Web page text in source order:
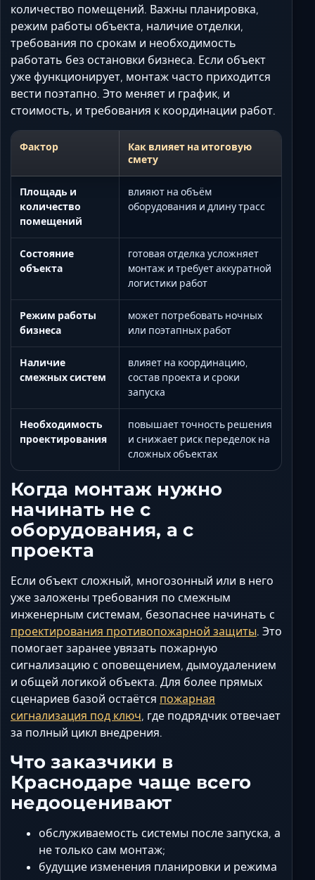
количество помещений. Важны планировка,
режим работы объекта, наличие отделки,
требования по срокам и необходимость
работать без остановки бизнеса. Если объект
уже функционирует, монтаж часто приходится
вести поэтапно. Это меняет и график, и
стоимость, и требования к координации работ.
Фактор
Как влияет на итоговую
смету
Площадь и
количество
помещений
влияют на объём
оборудования и длину трасс
Состояние
объекта
готовая отделка усложняет
монтаж и требует аккуратной
логистики работ
Режим работы
бизнеса
может потребовать ночных
или поэтапных работ
Наличие
смежных систем
влияет на координацию,
состав проекта и сроки
запуска
Необходимость
проектирования
повышает точность решения
и снижает риск переделок на
сложных объектах
Когда монтаж нужно
начинать не с
оборудования, а с
проекта
Если объект сложный, многозонный или в него
уже заложены требования по смежным
инженерным системам, безопаснее начинать с
проектирования противопожарной защиты. Это
помогает заранее увязать пожарную
сигнализацию с оповещением, дымоудалением
и общей логикой объекта. Для более прямых
сценариев базой остаётся пожарная
сигнализация под ключ, где подрядчик отвечает
за полный цикл внедрения.
Что заказчики в
Краснодаре чаще всего
недооценивают
обслуживаемость системы после запуска, а
не только сам монтаж;
будущие изменения планировки и режима